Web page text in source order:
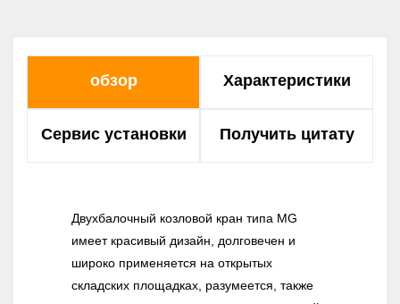
обзор Характеристики
Сервис установки Получить цитату
Двухбалочный козловой кран типа MG
имеет красивый дизайн, долговечен и
широко применяется на открытых
складских площадках, разумеется, также